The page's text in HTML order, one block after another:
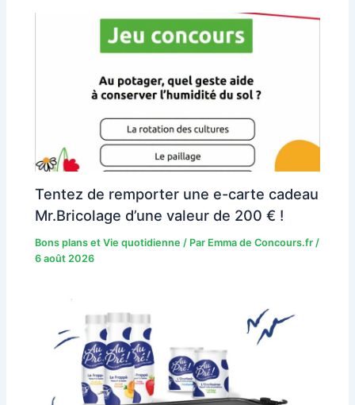
Tentez de remporter une e-carte cadeau
Mr.Bricolage d’une valeur de 200 € !
Bons plans et Vie quotidienne / Par Emma de Concours.fr /
6 août 2026